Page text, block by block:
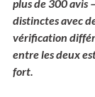
plus de 300 avis
distinctes avec
vérification
entre les deux
fort.